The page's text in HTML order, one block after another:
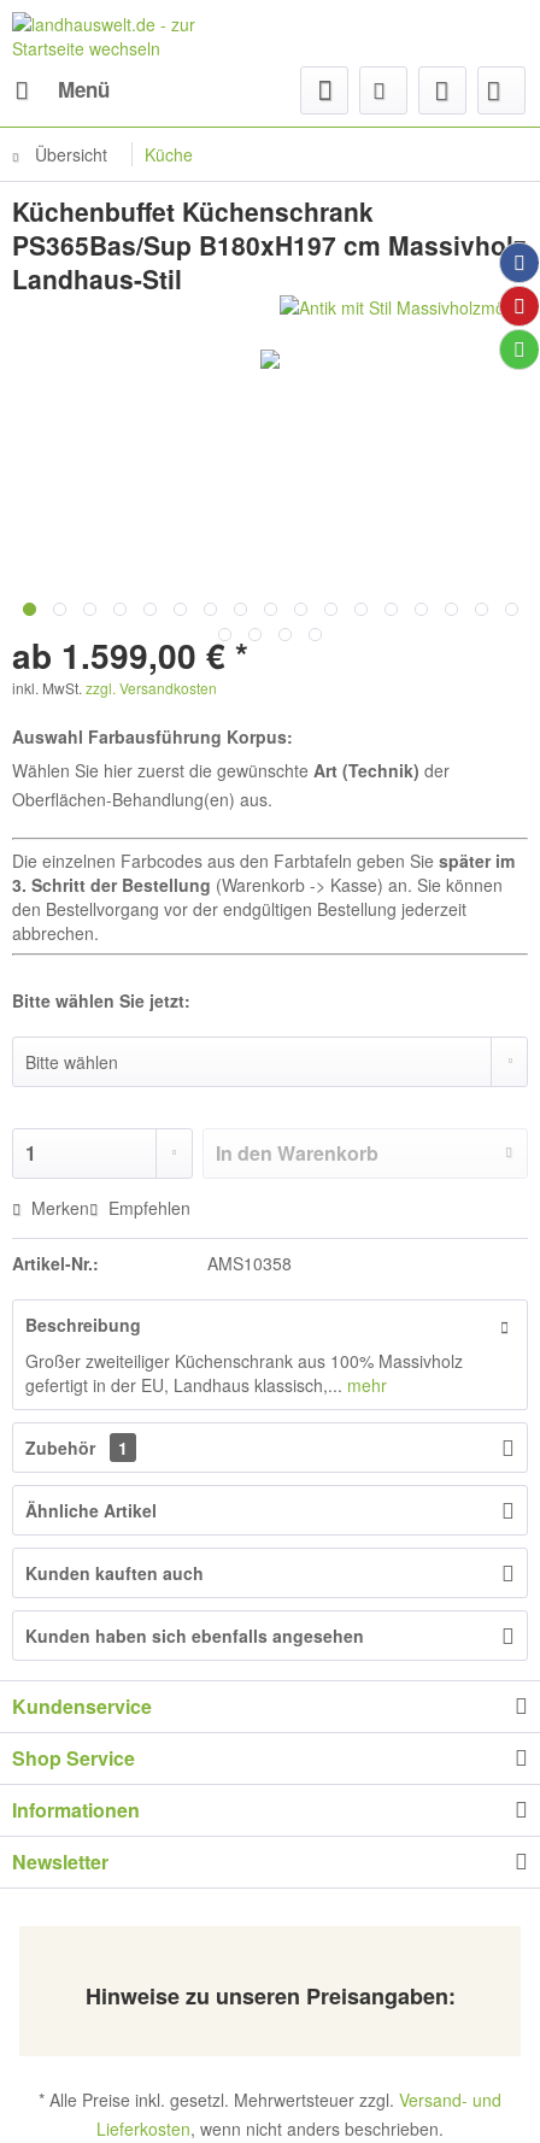
Menü
Übersicht Küche
Küchenbuffet Küchenschrank
PS365Bas/Sup B180xH197 cm Massivholz
Landhaus-Stil
ab 1.599,00 € *
inkl. MwSt. zzgl. Versandkosten
Auswahl Farbausführung Korpus:
Wählen Sie hier zuerst die gewünschte Art (Technik) der
Oberflächen-Behandlung(en) aus.
Die einzelnen Farbcodes aus den Farbtafeln geben Sie später im
3. Schritt der Bestellung (Warenkorb -> Kasse) an. Sie können
den Bestellvorgang vor der endgültigen Bestellung jederzeit
abbrechen.
Bitte wählen Sie jetzt:
In den Warenkorb
Merken Empfehlen
Artikel-Nr.: AMS10358
Beschreibung
Großer zweiteiliger Küchenschrank aus 100% Massivholz
gefertigt in der EU, Landhaus klassisch,... mehr
Zubehör 1
Ähnliche Artikel
Kunden kauften auch
Kunden haben sich ebenfalls angesehen
Kundenservice
Shop Service
Informationen
Newsletter
Hinweise zu unseren Preisangaben:
* Alle Preise inkl. gesetzl. Mehrwertsteuer zzgl. Versand- und
Lieferkosten, wenn nicht anders beschrieben.